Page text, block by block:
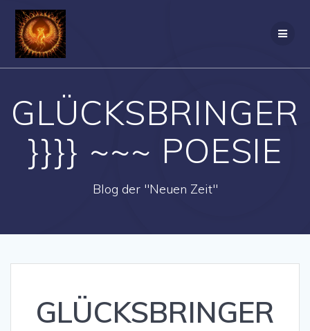
GLÜCKSBRINGER
}}}} ~~~ POESIE
Blog der "Neuen Zeit"
GLÜCKSBRINGER